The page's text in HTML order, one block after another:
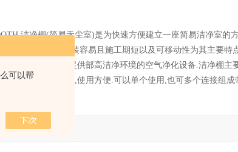
可以帮
洁净棚(简易无尘室)是为快速方便建立一座简易洁净室的
便运用弹性大安装容易且施工期短以及可移动性为其主要特
成本.是一种可提供部高洁净环境的空气净化设备.洁净棚主
面支撑,结构紧凑,使用方便.可以单个使用,也可多个连接组成